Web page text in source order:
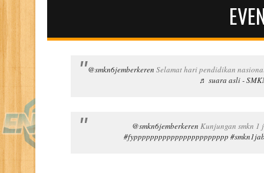
@smkn6jemberkeren Selamat hari pendidikan
♬ suara asli -
@smkn6jemberkeren Kunjungan smkn
#fyppppppppppppppppppppppp